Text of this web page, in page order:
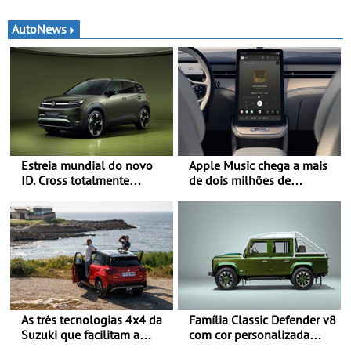
AutoNews
Estreia mundial do novo
ID. Cross totalmente
em formato compacto - Em
Portugal, já será possível
encomendar um ID. Cross
no final deste mês
Apple Music chega a mais
de dois milhões de
As três tecnologias 4x4 da
Suzuki que facilitam a
Família Classic Defender v8
com cor personalizada